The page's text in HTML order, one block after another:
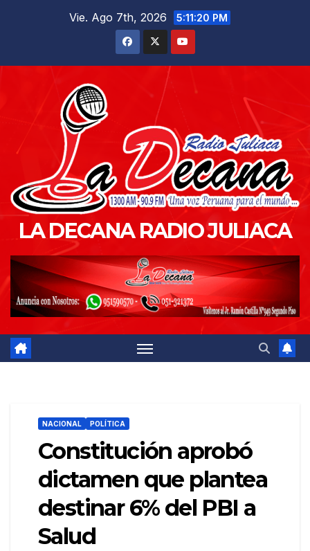
Vie. Ago 7th, 2026 5:11:22 PM
LA DECANA RADIO JULIACA
NACIONAL POLÍTICA
Constitución aprobó
dictamen que plantea
destinar 6% del PBI a
Salud